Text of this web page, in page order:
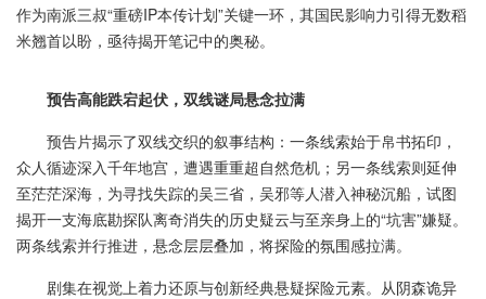
作为南派三叔“重磅IP本传计划”关键一环，其国民影响力引得无数稻
米翘首以盼，亟待揭开笔记中的奥秘。
预告高能跌宕起伏，双线谜局悬念拉满
预告片揭示了双线交织的叙事结构：一条线索始于帛书拓印，
众人循迹深入千年地宫，遭遇重重超自然危机；另一条线索则延伸
至茫茫深海，为寻找失踪的吴三省，吴邪等人潜入神秘沉船，试图
揭开一支海底勘探队离奇消失的历史疑云与至亲身上的“坑害”嫌疑。
两条线索并行推进，悬念层层叠加，将探险的氛围感拉满。
剧集在视觉上着力还原与创新经典悬疑探险元素。从阴森诡异